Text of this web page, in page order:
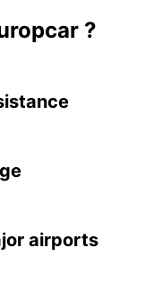
?
airports